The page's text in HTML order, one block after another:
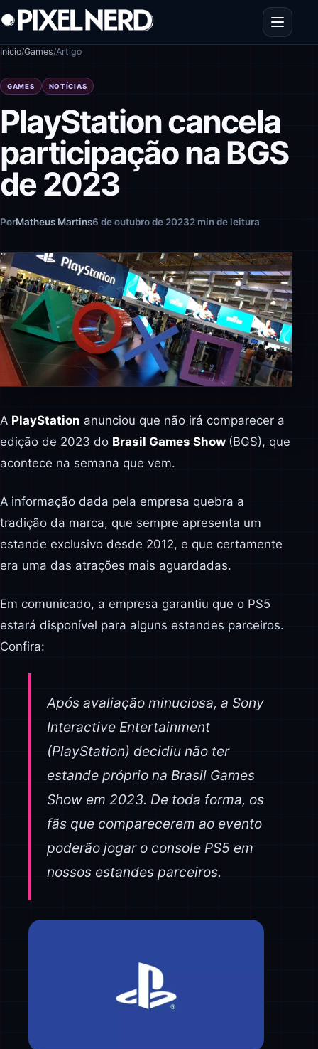
Pular para o conteúdo
Abrir
Início/Games/Artigo
GAMES NOTÍCIAS
PlayStation cancela
participação na BGS
de 2023
PorMatheus Martins6 de outubro de 20232 min de leitura
A PlayStation anunciou que não irá comparecer a
edição de 2023 do Brasil Games Show (BGS), que
acontece na semana que vem.
A informação dada pela empresa quebra a
tradição da marca, que sempre apresenta um
estande exclusivo desde 2012, e que certamente
era uma das atrações mais aguardadas.
Em comunicado, a empresa garantiu que o PS5
estará disponível para alguns estandes parceiros.
Confira:
Após avaliação minuciosa, a Sony
Interactive Entertainment
(PlayStation) decidiu não ter
estande próprio na Brasil Games
Show em 2023. De toda forma, os
fãs que comparecerem ao evento
poderão jogar o console PS5 em
nossos estandes parceiros.